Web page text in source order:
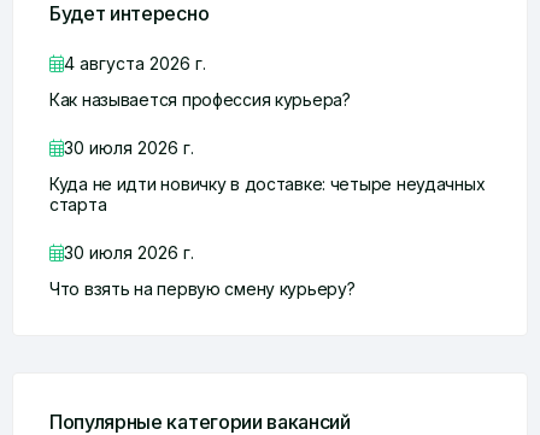
Будет интересно
4 августа 2026 г.
Как называется профессия курьера?
30 июля 2026 г.
Куда не идти новичку в доставке: четыре неудачных
старта
30 июля 2026 г.
Что взять на первую смену курьеру?
Популярные категории вакансий